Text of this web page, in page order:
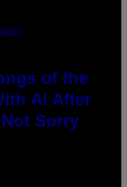
of the
AI After
Sorry